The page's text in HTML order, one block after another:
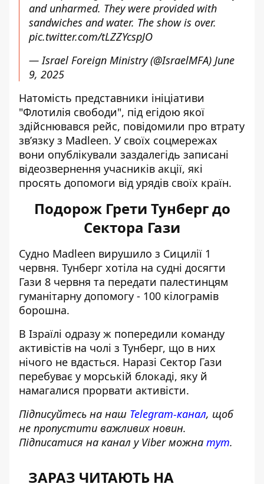
and unharmed. They were provided with
sandwiches and water. The show is over.
pic.twitter.com/tLZZYcspJO
— Israel Foreign Ministry (@IsraelMFA) June
9, 2025
Натомість представники ініціативи
"Флотилія свободи", під егідою якої
здійснювався рейс, повідомили про втрату
зв’язку з Madleen. У своїх соцмережах
вони опублікували заздалегідь записані
відеозвернення учасників акції, які
просять допомоги від урядів своїх країн.
Подорож Грети Тунберг до
Сектора Гази
Судно Madleen вирушило з Сицилії 1
червня. Тунберг хотіла на судні досягти
Гази 8 червня та передати палестинцям
гуманітарну допомогу - 100 кілограмів
борошна.
В Ізраїлі одразу ж попередили команду
активістів на чолі з Тунберг, що в них
нічого не вдасться. Наразі Сектор Гази
перебуває у морській блокаді, яку й
намагалися прорвати активісти.
Підписуйтесь на наш Telegram-канал, щоб
не пропустити важливих новин.
Підписатися на канал у Viber можна тут.
ЗАРАЗ ЧИТАЮТЬ НА